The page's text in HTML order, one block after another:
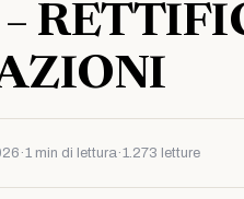
–
·1 min di lettura·1.273 letture